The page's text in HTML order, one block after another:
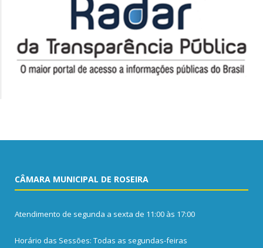
CÂMARA MUNICIPAL DE ROSEIRA
Atendimento de segunda a sexta de 11:00 às 17:00
Horário das Sessões: Todas as segundas-feiras